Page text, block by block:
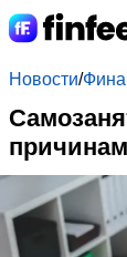
Новости/